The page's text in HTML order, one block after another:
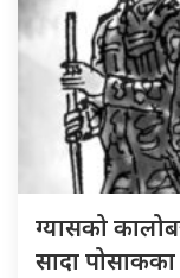
ग्यासको
सादा पोसाकका